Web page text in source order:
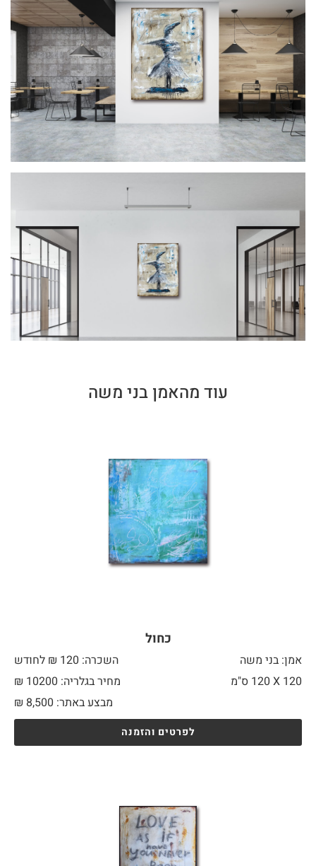
עוד מהאמן בני משה
כחול
אמן: בני משה
השכרה: 120 ₪ לחודש
120 X
מחיר בגלריה: 10200 ₪
מבצע באתר:
₪ 8,500
לפרטים והזמנה